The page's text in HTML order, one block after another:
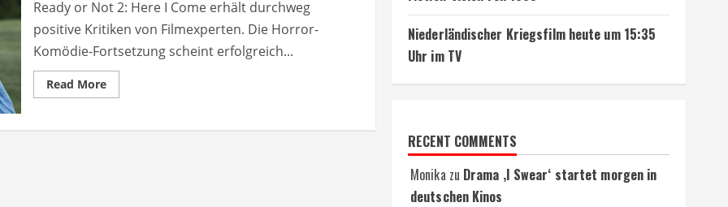
Ready or Not 2: Here I Come erhält durchweg
positive Kritiken von Filmexperten. Die Horror-
Komödie-Fortsetzung scheint erfolgreich...
Read MoreRead
more
or
Niederländischer Kriegsfilm heute um 15:35
Uhr im TV
RECENT COMMENTS
Monika zu Drama ‚I Swear‘ startet morgen in
deutschen Kinos